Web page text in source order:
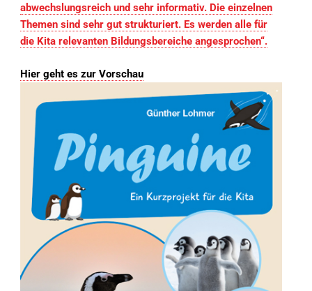
abwechslungsreich und sehr informativ. Die einzelnen
Themen sind sehr gut strukturiert. Es werden alle für
die Kita relevanten Bildungsbereiche angesprochen“.
Hier geht es zur Vorschau